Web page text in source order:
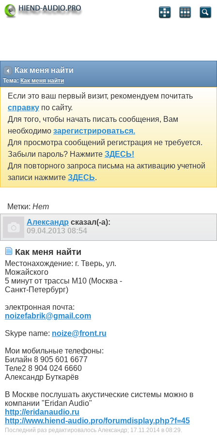
Как меня найти
Тема: Как меня найти
Если это ваш первый визит, рекомендуем почитать
справку по сайту.
Для того, чтобы начать писать сообщения, Вам
необходимо зарегистрироваться.
Для просмотра сообщений регистрация не требуется.
Забыли пароль? Нажмите ЗДЕСЬ!
Для повторного запроса письма на активацию учетной
записи нажмите ЗДЕСЬ.
Метки: Нет
Александр сказал(-а):
09.04.2013 08:54
Как меня найти
Местонахождение: г. Тверь, ул.
Можайского
5 минут от трассы М10 (Москва -
Санкт-Петербург)
электронная почта:
noizefabrik@gmail.com
Skype name: noize@front.ru
Мои мобильные телефоны:
Билайн 8 905 601 6677
Теле2 8 904 024 6660
Александр Буткарёв
В Москве послушать акустические системы можно в
компании "Eridan Audio"
http://eridanaudio.ru
http://www.hiend-audio.pro/forumdisplay.php?f=45
Последний раз редактировалось Александр; 17.11.2014 в 08:29.